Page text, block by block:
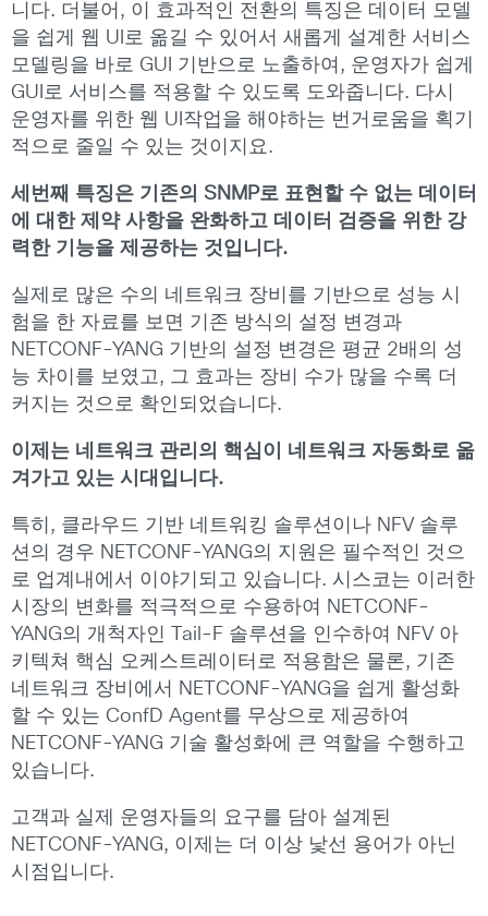
니다. 더불어, 이 효과적인 전환의 특징은 데이터 모델
을 쉽게 웹 UI로 옮길 수 있어서 새롭게 설계한 서비스
모델링을 바로 GUI 기반으로 노출하여, 운영자가 쉽게
GUI로 서비스를 적용할 수 있도록 도와줍니다. 다시
운영자를 위한 웹 UI작업을 해야하는 번거로움을 획기
적으로 줄일 수 있는 것이지요.
세번째 특징은 기존의 SNMP로 표현할 수 없는 데이터
에 대한 제약 사항을 완화하고 데이터 검증을 위한 강
력한 기능을 제공하는 것입니다.
실제로 많은 수의 네트워크 장비를 기반으로 성능 시
험을 한 자료를 보면 기존 방식의 설정 변경과
NETCONF-YANG 기반의 설정 변경은 평균 2배의 성
능 차이를 보였고, 그 효과는 장비 수가 많을 수록 더
커지는 것으로 확인되었습니다.
이제는 네트워크 관리의 핵심이 네트워크 자동화로 옮
겨가고 있는 시대입니다.
특히, 클라우드 기반 네트워킹 솔루션이나 NFV 솔루
션의 경우 NETCONF-YANG의 지원은 필수적인 것으
로 업계내에서 이야기되고 있습니다. 시스코는 이러한
시장의 변화를 적극적으로 수용하여 NETCONF-
YANG의 개척자인 Tail-F 솔루션을 인수하여 NFV 아
키텍쳐 핵심 오케스트레이터로 적용함은 물론, 기존
네트워크 장비에서 NETCONF-YANG을 쉽게 활성화
할 수 있는 ConfD Agent를 무상으로 제공하여
NETCONF-YANG 기술 활성화에 큰 역할을 수행하고
있습니다.
고객과 실제 운영자들의 요구를 담아 설계된
NETCONF-YANG, 이제는 더 이상 낯선 용어가 아닌
시점입니다.